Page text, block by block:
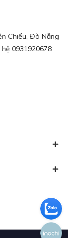
Chiểu, Đà Nẵng
0931920678